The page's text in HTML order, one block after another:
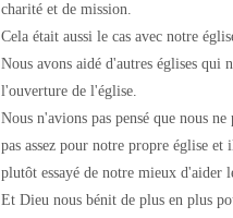
charité et de mission.
Cela était aussi le cas avec notre
Nous avons aidé d'autres églises qui
l'ouverture de l'église.
Nous n'avions pas pensé que nous
pas assez pour notre propre église
plutôt essayé de notre mieux d'aider
Et Dieu nous bénit de plus en plus